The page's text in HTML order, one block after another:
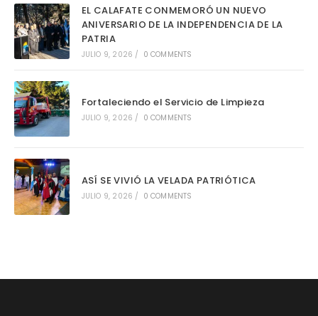
EL CALAFATE CONMEMORÓ UN NUEVO
ANIVERSARIO DE LA INDEPENDENCIA DE LA
PATRIA
JULIO 9, 2026 / 0 COMMENTS
Fortaleciendo el Servicio de Limpieza
JULIO 9, 2026 / 0 COMMENTS
ASÍ SE VIVIÓ LA VELADA PATRIÓTICA
JULIO 9, 2026 / 0 COMMENTS